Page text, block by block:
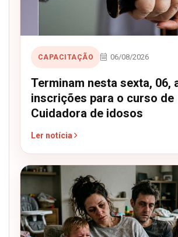
CAPACITAÇÃO 06/08/2026
Terminam nesta sexta, 06,
inscrições para o curso de
Cuidadora de idosos
Ler notícia